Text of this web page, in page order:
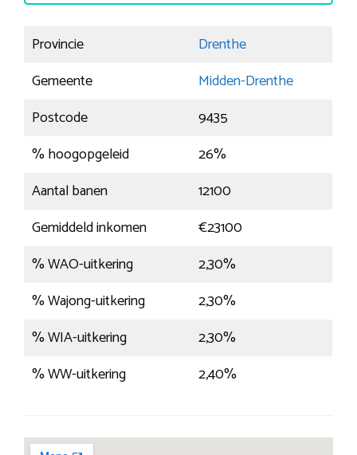
Provincie
Drenthe
Gemeente
Midden-Drenthe
Postcode
9435
% hoogopgeleid
26%
Aantal banen
12100
Gemiddeld inkomen
€23100
% WAO-uitkering
2,30%
% Wajong-uitkering
2,30%
% WIA-uitkering
2,30%
% WW-uitkering
2,40%